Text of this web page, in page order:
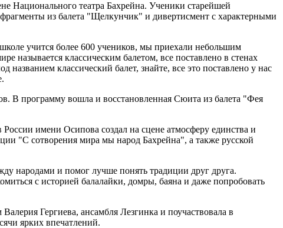
Национального театра Бахрейна. Ученики старейшей
из балета "Щелкунчик" и дивертисмент с характерными
учится более 600 учеников, мы приехали небольшим
называется классическим балетом, все поставлено в стенах
классический балет, знайте, все это поставлено у нас
В программу вошла и восстановленная Сюита из балета "Фея
имени Осипова создал на сцене атмосферу единства и
"С сотворения мира мы народ Бахрейна", а также русской
народами и помог лучше понять традиции друг друга.
с историей балалайки, домры, баяна и даже попробовать
Гергиева, ансамбля Лезгинка и поучаствовала в
ярких впечатлений.